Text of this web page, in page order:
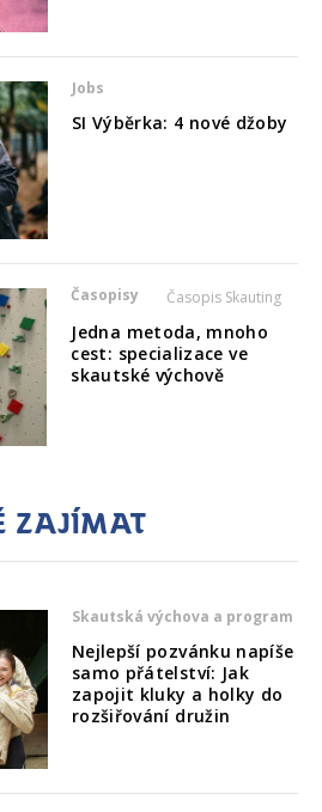
Jobs
SI Výběrka: 4 nové džoby
Časopisy Časopis Skauting
Jedna metoda, mnoho
cest: specializace ve
skautské výchově
zajímat
Skautská výchova a program
Nejlepší pozvánku napíše
samo přátelství: Jak
zapojit kluky a holky do
rozšiřování družin